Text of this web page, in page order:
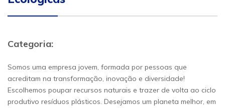
Categoria:
Somos uma empresa jovem, formada por pessoas que
acreditam na transformação, inovação e diversidade!
Escolhemos poupar recursos naturais e trazer de volta ao ciclo
produtivo resíduos plásticos. Desejamos um planeta melhor, em